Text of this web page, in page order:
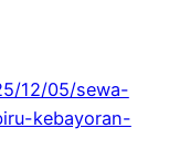
12/05/sewa-
kebayoran-